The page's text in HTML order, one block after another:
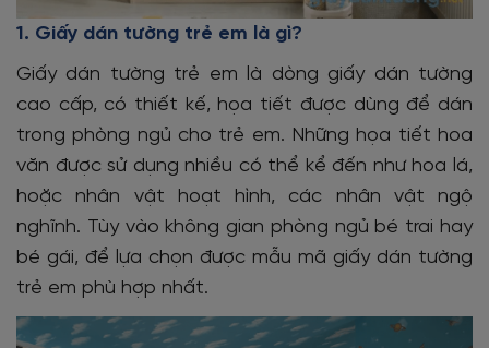
1. Giấy dán tường trẻ em là gì?
Giấy dán tường trẻ em là dòng giấy dán tường
cao cấp, có thiết kế, họa tiết được dùng để dán
trong phòng ngủ cho trẻ em. Những họa tiết hoa
văn được sử dụng nhiều có thể kể đến như hoa lá,
hoặc nhân vật hoạt hình, các nhân vật ngộ
nghĩnh. Tùy vào không gian phòng ngủ bé trai hay
bé gái, để lựa chọn được mẫu mã giấy dán tường
trẻ em phù hợp nhất.